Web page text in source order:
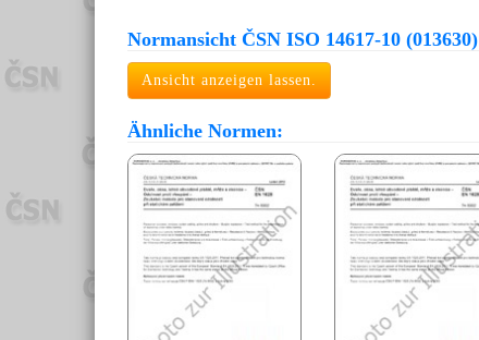
Normansicht ČSN ISO 14617-10 (013630)
Ansicht anzeigen lassen.
Ähnliche Normen: